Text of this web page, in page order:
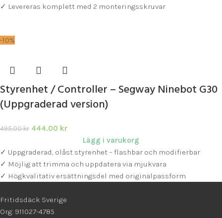
✓ Levereras komplett med 2 monteringsskruvar
-10%
Styrenhet / Controller – Segway Ninebot G30
(Uppgraderad version)
495.00kr 444.00 kr
Lägg i varukorg
✓ Uppgraderad, olåst styrenhet – flashbar och modifierbar
✓ Möjlig att trimma och uppdatera via mjukvara
✓ Högkvalitativ ersättningsdel med originalpassform
Fritidsdäck Sverige
Org: 911027-4785